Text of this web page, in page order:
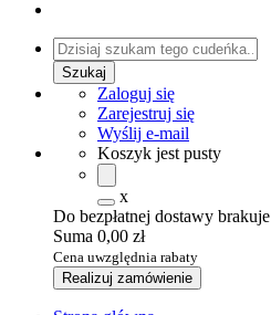
Zaloguj się
Zarejestruj się
Wyślij e-mail
Koszyk jest pusty
x
Do bezpłatnej dostawy brakuje
Suma 0,00 zł
Cena uwzględnia rabaty
Realizuj zamówienie